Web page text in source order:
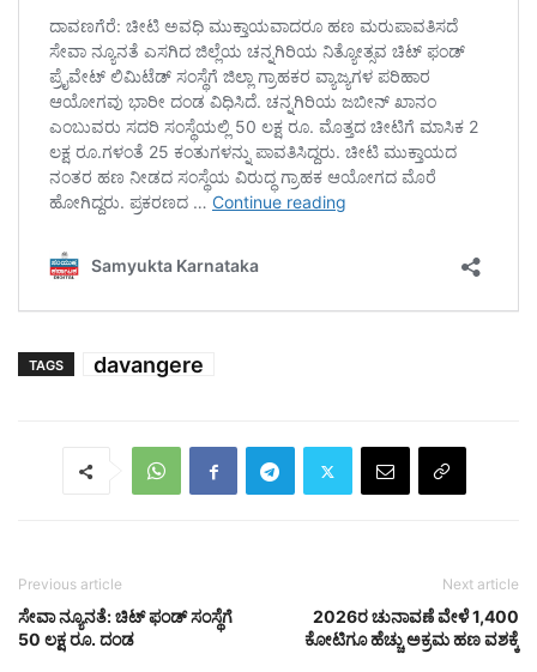
TAGS davangere
Previous article
ಸೇವಾ ನ್ಯೂನತೆ: ಚಿಟ್ ಫಂಡ್ ಸಂಸ್ಥೆಗೆ
50 ಲಕ್ಷ ರೂ. ದಂಡ
Next article
2026ರ ಚುನಾವಣೆ ವೇಳೆ 1,400
ಕೋಟಿಗೂ ಹೆಚ್ಚು ಅಕ್ರಮ ಹಣ ವಶಕ್ಕೆ